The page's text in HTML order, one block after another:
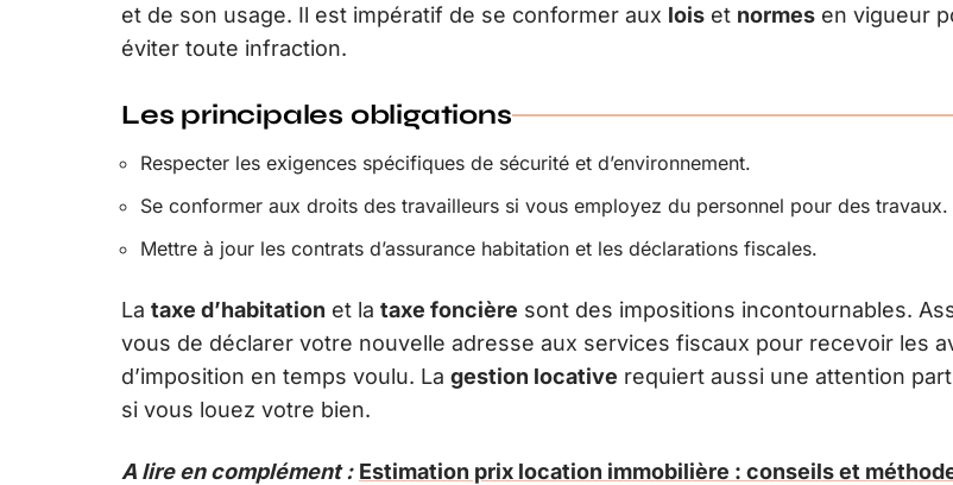
et de son usage. Il est impératif de se conformer aux lois et normes en vigueur
éviter toute infraction.
Les principales obligations
Respecter les exigences spécifiques de sécurité et d’environnement.
Se conformer aux droits des travailleurs si vous employez du personnel pour des travaux.
Mettre à jour les contrats d’assurance habitation et les déclarations fiscales.
La taxe d’habitation et la taxe foncière sont des impositions incontournables.
vous de déclarer votre nouvelle adresse aux services fiscaux pour recevoir les
d’imposition en temps voulu. La gestion locative requiert aussi une attention
si vous louez votre bien.
A lire en complément : Estimation prix location immobilière : conseils et